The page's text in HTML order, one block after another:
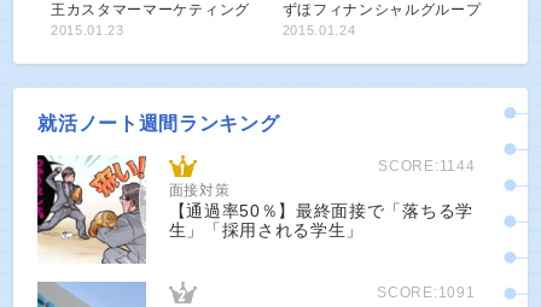
王カスタマーマーケティング
2015.01.23
ずほフィナンシャルグループ
2015.01.24
就活ノート週間ランキング
SCORE:1144
面接対策
【通過率50％】最終面接で「落ちる学
生」「採用される学生」
SCORE:1091